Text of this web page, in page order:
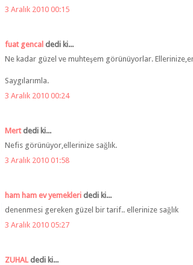
3 Aralık 2010 00:15
fuat gencal dedi ki...
Ne kadar güzel ve muhteşem görünüyorlar.
Saygılarımla.
3 Aralık 2010 00:24
Mertdedi ki...
Nefis görünüyor,ellerinize sağlık.
3 Aralık 2010 01:58
ham ham ev yemekleri dedi ki...
denenmesi gereken güzel bir tarif.. ellerinize sağlık
3 Aralık 2010 05:27
ZUHAL dedi ki...